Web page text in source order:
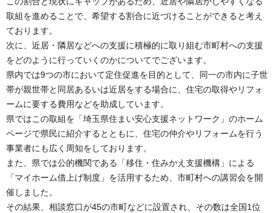
取組を進めることで、希望する割合に近づけることができると考え
ております。
次に、近居・隣居などへの支援に積極的に取り組む市町村への支援
をどのように行っていくのかについてでございます。
県内では9つの市において定住促進を目的として、同一の市内に子世
帯が親世帯と同居あるいは近居をする場合に、住宅の取得やリフォ
ームに要する費用などを助成しています。
県ではこの取組を「埼玉県住まい安心支援ネットワーク」のホーム
ページで県民に紹介するとともに、住宅の仲介やリフォームを行う
事業者にも広く周知をしております。
また、県では公的機関である「移住・住みかえ支援機構」による
「マイホーム借上げ制度」を活用するため、市町村への講習会を開
催しました。
その結果、相談窓口が45の市町などに設置され、その数は全国1位